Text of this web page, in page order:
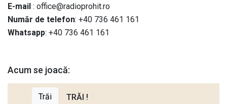
E-mail : office@radioprohit.ro
Număr de telefon: +40 736 461 161
Whatsapp: +40 736 461 161
Acum se joacă:
Trăi TRĂI !